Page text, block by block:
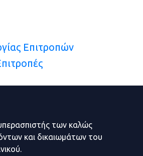
Επιτροπών
των καλώς
και δικαιωμάτων του